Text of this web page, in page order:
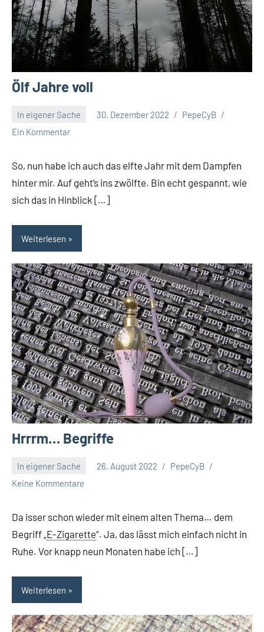
Ölf Jahre voll
In eigener Sache 30. Dezember 2022
PepeCyB
Ein Kommentar
So, nun habe ich auch das elfte Jahr mit dem Dampfen
hinter mir. Auf geht‘s ins zwölfte. Bin echt gespannt, wie
sich das in Hinblick […]
Weiterlesen
Hrrrm… Begriffe
In eigener Sache 26. August 2022
PepeCyB
Keine Kommentare
Da isser schon wieder mit einem alten Thema… dem
Begriff „E-Zigarette“. Ja, das lässt mich einfach nicht in
Ruhe. Vor knapp neun Monaten habe ich […]
Weiterlesen